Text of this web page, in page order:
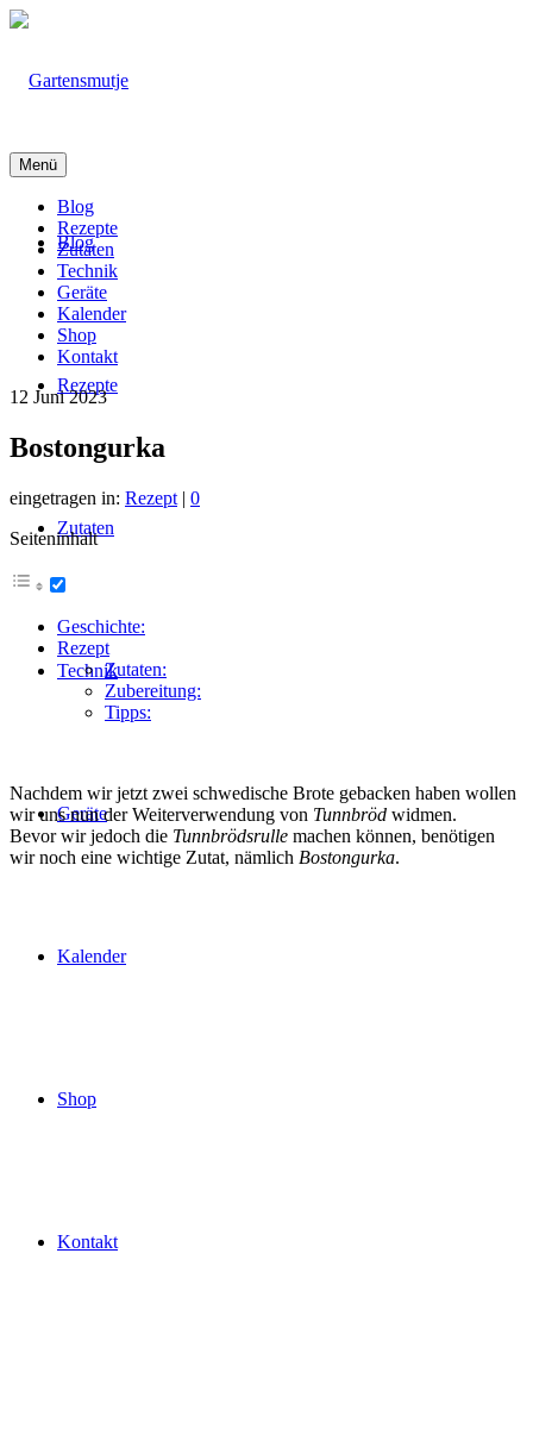
Blog
Rezepte
Zutaten
Technik
Geräte
Kalender
Shop
Kontakt
Menü
Blog
Rezepte
Zutaten
Technik
Geräte
Kalender
Shop
Kontakt
12 Juni 2023
Bostongurka
eingetragen in: Rezept | 0
Seiteninhalt
Geschichte:
Rezept
Zutaten:
Zubereitung:
Tipps:
Nachdem wir jetzt zwei schwedische Brote gebacken haben wollen
wir uns nun der Weiterverwendung von Tunnbröd widmen.
Bevor wir jedoch die Tunnbrödsrulle machen können, benötigen
wir noch eine wichtige Zutat, nämlich Bostongurka.